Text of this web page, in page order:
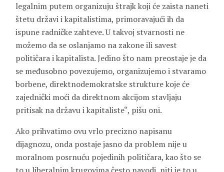
legalnim putem organizuju štrajk koji će zaista naneti
štetu državi i kapitalistima, primoravajući ih da
ispune radničke zahteve. U takvoj stvarnosti ne
možemo da se oslanjamo na zakone ili savest
političara i kapitalista. Jedino što nam preostaje je da
se međusobno povezujemo, organizujemo i stvaramo
borbene, direktnodemokratske strukture koje će
zajednički moći da direktnom akcijom stavljaju
pritisak na državu i kapitaliste“, pišu oni.
Ako prihvatimo ovu vrlo precizno napisanu
dijagnozu, onda postaje jasno da problem nije u
moralnom posrnuću pojedinih političara, kao što se